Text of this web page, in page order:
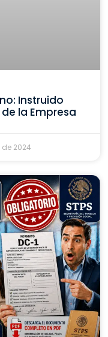
Instruido
la Empresa
2024